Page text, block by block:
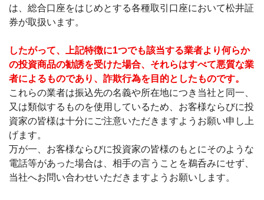
は、総合口座をはじめとする各種取引口座において松井証
券が取扱います。
したがって、上記特徴に1つでも該当する業者より何らか
の投資商品の勧誘を受けた場合、それらはすべて悪質な業
者によるものであり、詐欺行為を目的としたものです。
これらの業者は振込先の名義や所在地につき当社と同一、
又は類似するものを使用しているため、お客様ならびに投
資家の皆様は十分にご注意いただきますようお願い申し上
げます。
万が一、お客様ならびに投資家の皆様のもとにそのような
電話等があった場合は、相手の言うことを鵜呑みにせず、
当社へお問い合わせいただきますようお願いします。